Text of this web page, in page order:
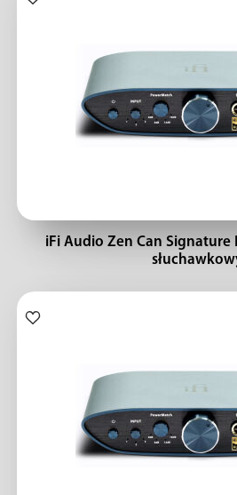
iFi Audio Zen Can Signature